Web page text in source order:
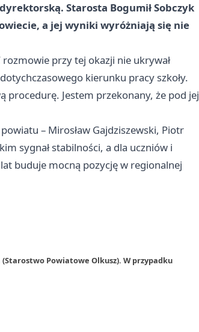
Starosta Bogumił Sobczyk
a jej wyniki wyróżniają się nie
przy tej okazji nie ukrywał
kierunku pracy szkoły.
procedurę. Jestem przekonany, że pod jej
– Mirosław Gajdziszewski, Piotr
sygnał stabilności, a dla uczniów i
buduje mocną pozycję w regionalnej
Powiatowe Olkusz). W przypadku